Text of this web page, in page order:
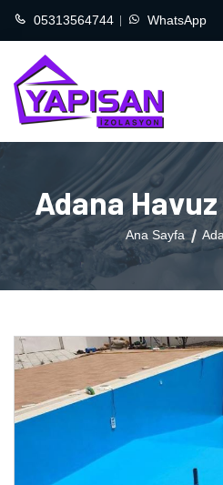
05313564744 WhatsApp
Adana
Ana Sayfa